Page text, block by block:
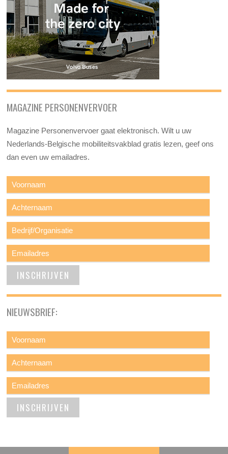
MAGAZINE PERSONENVERVOER
Magazine Personenvervoer gaat elektronisch. Wilt u uw
Nederlands-Belgische mobiliteitsvakblad gratis lezen, geef ons
dan even uw emailadres.
NIEUWSBRIEF: